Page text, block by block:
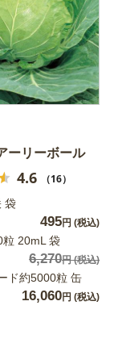
ーリーボール
4.6 （16）
袋
495円 (税込)
20mL 袋
6,270円(税込)
ド約5000粒 缶
16,060円 (税込)